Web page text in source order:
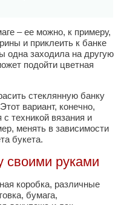
– ее можно, к примеру,
и приклеить к банке
одна заходила на другую
подойти цветная
стеклянную банку
вариант, конечно,
техникой вязания и
менять в зависимости
букета.
своими руками
коробка, различные
бумага,